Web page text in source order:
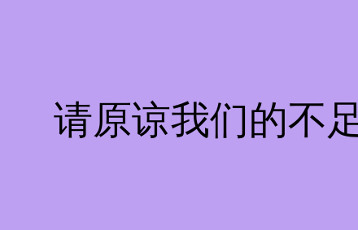
请原谅我们的不